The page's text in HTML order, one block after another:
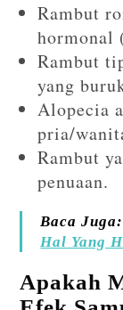
Rambut
hormonal
Rambut
yang
Alopecia
pria/
Rambut
penuaan.
Baca
Hal Yang
Apakah